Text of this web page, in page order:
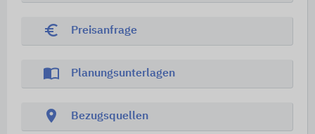
euro_symbol Preisanfrage
import_contacts Planungsunterlagen
location_on Bezugsquellen